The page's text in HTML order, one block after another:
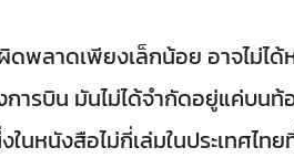
ดพลาดเพียงเล็กน้อย อาจไม่ไ
ารบิน มันไม่ได้จำกัดอยู่แค่บน
นหนังสือไม่กี่เล่มในประเทศไ